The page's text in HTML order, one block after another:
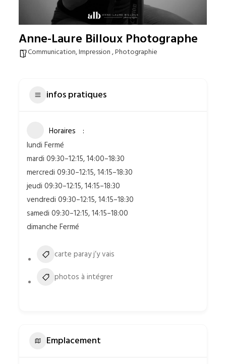
Anne-Laure Billoux Photographe
Communication, Impression , Photographie
infos pratiques
Horaires
lundi Fermé
mardi 09:30–12:15, 14:00–18:30
mercredi 09:30–12:15, 14:15–18:30
jeudi 09:30–12:15, 14:15–18:30
vendredi 09:30–12:15, 14:15–18:30
samedi 09:30–12:15, 14:15–18:00
dimanche Fermé
carte paray j’y vais
photos à intégrer
Emplacement